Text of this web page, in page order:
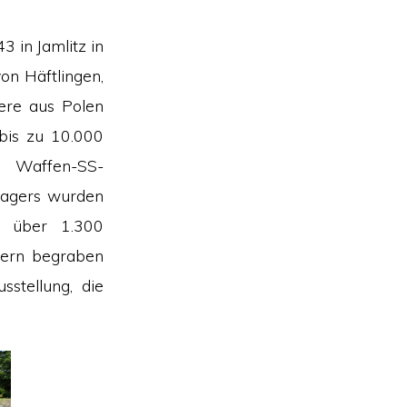
in Jamlitz in
Häftlingen,
aus Polen
zu 10.000
SS-
wurden
über 1.300
begraben
die